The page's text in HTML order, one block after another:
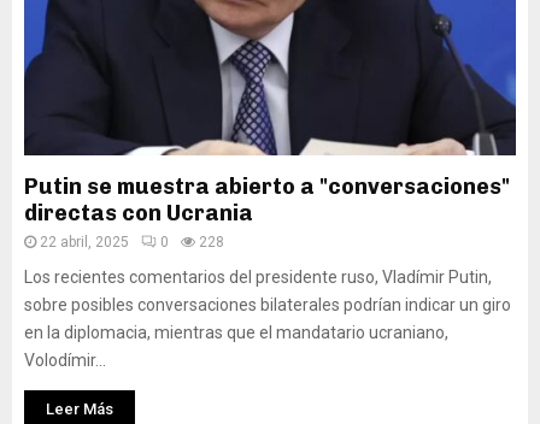
Putin se muestra abierto a "conversaciones"
directas con Ucrania
22 abril, 2025 0 228
Los recientes comentarios del presidente ruso, Vladímir Putin,
sobre posibles conversaciones bilaterales podrían indicar un giro
en la diplomacia, mientras que el mandatario ucraniano,
Volodímir...
Leer Más